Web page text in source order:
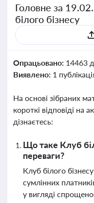
Головне за
білого бізнесу
Опрацьовано: 14463
Виявлено: 1
На основі зібраних
короткі відповіді на
дізнаєтесь:
Що таке Клуб
переваги?
Клуб білого
сумлінних
у вигляді